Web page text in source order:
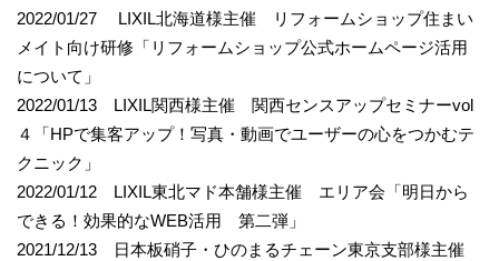
2022/01/27 LIXIL北海道様主催 リフォームショップ住まい
メイト向け研修「リフォームショップ公式ホームページ活用
について」
2022/01/13 LIXIL関西様主催 関西センスアップセミナーvol
４「HPで集客アップ！写真・動画でユーザーの心をつかむテ
クニック」
2022/01/12 LIXIL東北マド本舗様主催 エリア会「明日から
できる！効果的なWEB活用 第二弾」
2021/12/13 日本板硝子・ひのまるチェーン東京支部様主催